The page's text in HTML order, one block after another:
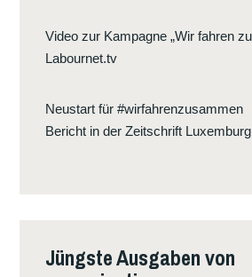
Video zur Kampagne „Wir fahren
Labournet.tv
Neustart für #wirfahrenzusammen
Bericht in der Zeitschrift
Jüngste Ausgaben von